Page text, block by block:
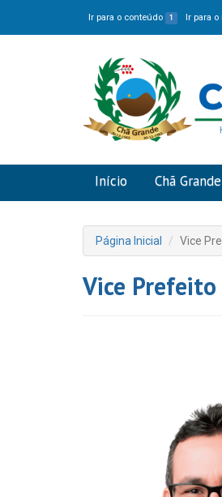
Ir para o conteúdo 1 Ir para
Início Chã Grande
Página Inicial Vice
Vice Prefeito